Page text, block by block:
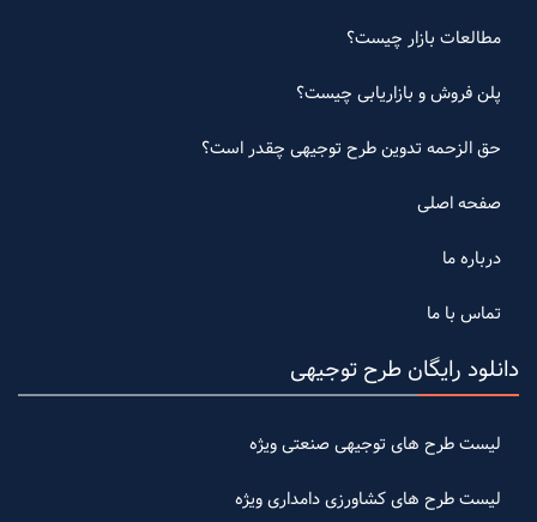
مطالعات بازار چیست؟
پلن فروش و بازاریابی چیست؟
حق الزحمه تدوین طرح توجیهی چقدر است؟
صفحه اصلی
درباره ما
تماس با ما
دانلود رایگان طرح توجیهی
لیست طرح های توجیهی صنعتی ویژه
لیست طرح های کشاورزی دامداری ویژه